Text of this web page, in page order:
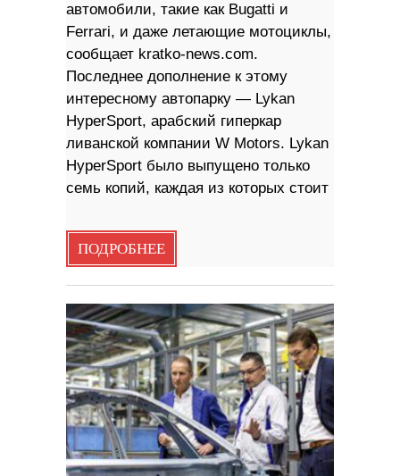
автомобили, такие как Bugatti и
Ferrari, и даже летающие мотоциклы,
сообщает kratko-news.com.
Последнее дополнение к этому
интересному автопарку — Lykan
HyperSport, арабский гиперкар
ливанской компании W Motors. Lykan
HyperSport было выпущено только
семь копий, каждая из которых стоит
ПОДРОБНЕЕ